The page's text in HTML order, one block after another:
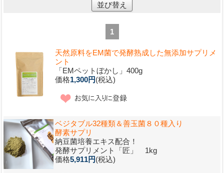
並び替え
1
天然原料をEM菌で発酵熟成した無添加サプリメ
ント
「EMペットぼかし」400g
価格1,300円(税込)
ベジタブル32種類＆善玉菌８０種入り
酵素サプリ
納豆菌培養エキス配合！
発酵サプリメント「匠」 1kg
価格5,911円(税込)